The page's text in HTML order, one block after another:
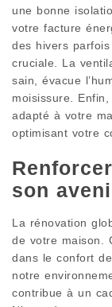
une bonne
votre facture
des hivers
cruciale. La
sain, évacue
moisissure.
adapté à votre
optimisant votre
son
La rénovation
de votre maison.
dans le confort
notre
contribue à un